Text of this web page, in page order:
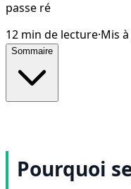
passe ré
12 min de lecture·Mis
Sommaire
Pourquoi